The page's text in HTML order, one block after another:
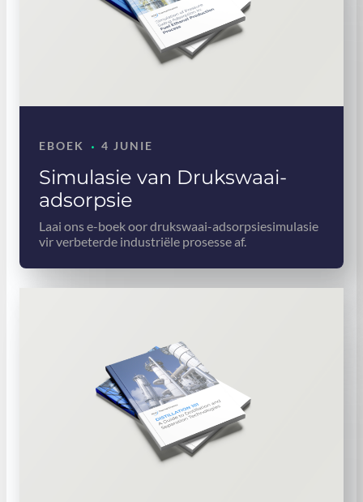
Simulasie van Drukswaai-
adsorpsie
EBOEK · 4 JUNIE
Laai ons e-boek oor drukswaai-adsorpsiesimulasie
vir verbeterde industriële prosesse af.